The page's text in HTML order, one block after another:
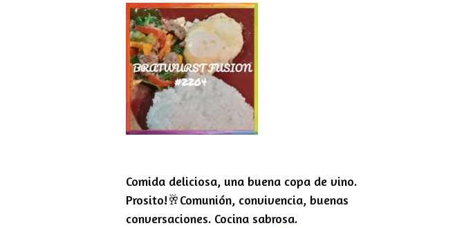
Comida deliciosa, una buena copa de vino.
Prosito!🥂Comunión, convivencia, buenas
conversaciones. Cocina sabrosa.